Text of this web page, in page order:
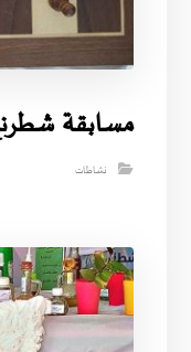
مسابقة
نشاطات